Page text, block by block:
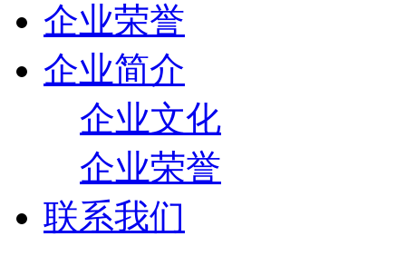
企业荣誉
企业简介
企业文化
企业荣誉
联系我们